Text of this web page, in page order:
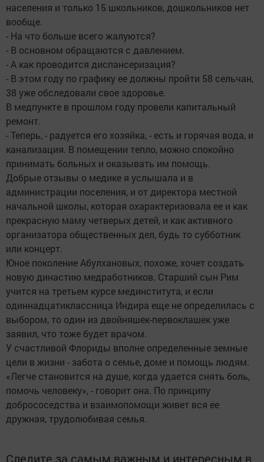
населения и только 15 школьников, дошкольников нет
вообще.
- На что больше всего жалуются?
- В основном обращаются с давлением.
- А как проводится диспансеризация?
- В этом году по графику ее должны пройти 58 сельчан,
38 уже обследовали свое здоровье.
В медпункте в прошлом году провели капитальный
ремонт.
- Теперь, - радуется его хозяйка, - есть и горячая вода, и
канализация. В помещении тепло, можно спокойно
принимать больных и оказывать им помощь.
Добрые отзывы о медике я услышала и в
администрации поселения, и от директора местной
начальной школы, которая охарактеризовала ее и как
прекрасную маму четверых детей, и как активного
организатора общественных дел, будь то субботник
или концерт.
Юное поколение Абулхановых, похоже, хочет создать
новую династию медработников. Старший сын Рим
учится на третьем курсе мединститута, и если
одиннадцатиклассница Индира еще не определилась с
выбором, то один из двойняшек-первоклашек уже
заявил, что тоже будет врачом.
У счастливой Флориды вполне определенные земные
цели в жизни - забота о семье, доме и помощь людям.
«Легче становится на душе, когда удается снять боль,
помочь человеку», - говорит она. По принципу
добрососедства и взаимопомощи живет вся ее
дружная, трудолюбивая семья.
Следите за самым важным и интересным в